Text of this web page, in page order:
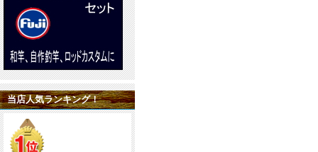
当店人気ランキング！